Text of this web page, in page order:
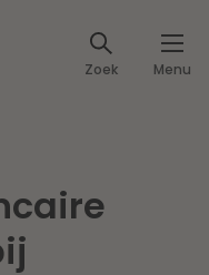
Zoek Menu